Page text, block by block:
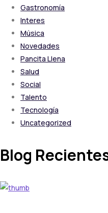
Gastronomía
Interes
Música
Novedades
Pancita Llena
Salud
Social
Talento
Tecnología
Uncategorized
Blog